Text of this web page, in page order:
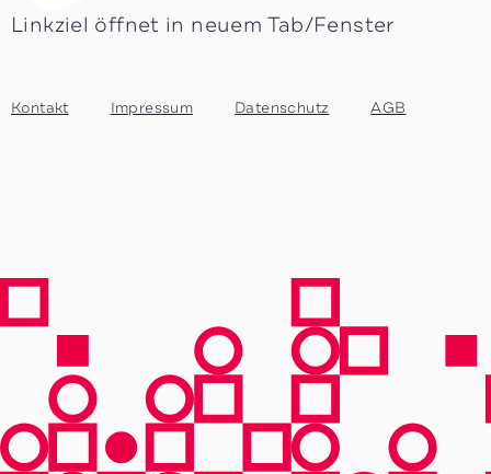
Linkziel öffnet in neuem Tab/Fenster
Kontakt Impressum Datenschutz AGB